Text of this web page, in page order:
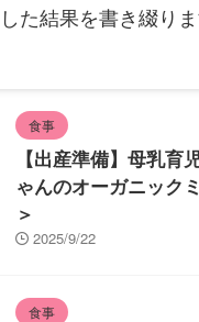
した結果を書き綴りま
食事
【出産準備】母乳育
ゃんのオーガニック
＞
2025/9/22
食事